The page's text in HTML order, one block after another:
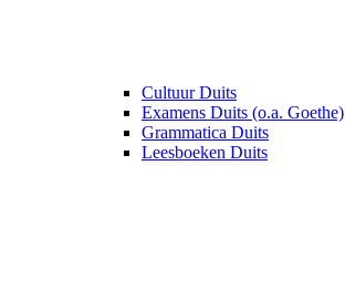
Cultuur Duits
Examens Duits (o.a. Goethe)
Grammatica Duits
Leesboeken Duits